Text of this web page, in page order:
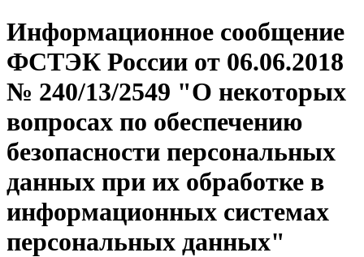
Информационное сообщение
ФСТЭК России от 06.06.2018
№ 240/13/2549 "О некоторых
вопросах по обеспечению
безопасности персональных
данных при их обработке в
информационных системах
персональных данных"